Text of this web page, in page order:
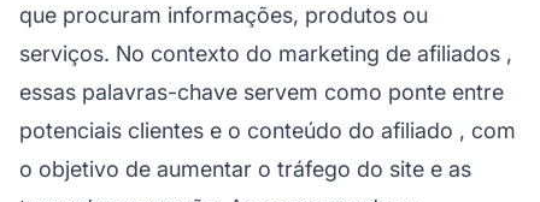
que procuram informações, produtos ou
serviços. No contexto do marketing de afiliados ,
essas palavras-chave servem como ponte entre
potenciais clientes e o conteúdo do afiliado , com
o objetivo de aumentar o tráfego do site e as